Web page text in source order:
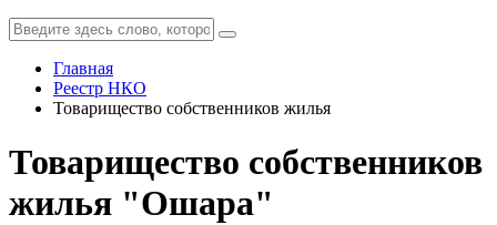
Главная
Реестр НКО
Товарищество собственников жилья
Товарищество собственников
жилья "Ошара"